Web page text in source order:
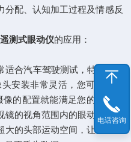
分配、认知加工过程及情感反
测式眼动仪的应用：
合汽车驾驶测试，特别是实
安装非常灵活，您可以将它
的配置就能满足您的需求，
镜的视角范围内的眼动数据，
的头部运动空间，让被测试
电话咨询